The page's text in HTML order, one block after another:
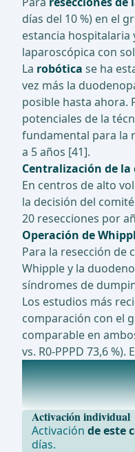
días del 10 %) en el
estancia hospitalaria
laparoscópica con
La robótica se ha
vez más la
posible hasta ahora.
potenciales de la
fundamental para la
a 5 años [41].
Centralización de
En centros de alto
la decisión del
20 resecciones por
Operación de
Para la resección de
Whipple y la
síndromes de
Los estudios más
comparación con el
comparable en
vs. R0-PPPD 73,6
Estudios en curso
Una comparación
Activación individual
Activaciónde este
días.